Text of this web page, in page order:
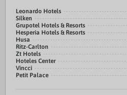
Leonardo Hotels
Silken
Grupotel Hotels & Resorts
Hesperia Hotels & Resorts
Husa
Ritz-Carlton
Zt Hotels
Hoteles Center
Vincci
Petit Palace